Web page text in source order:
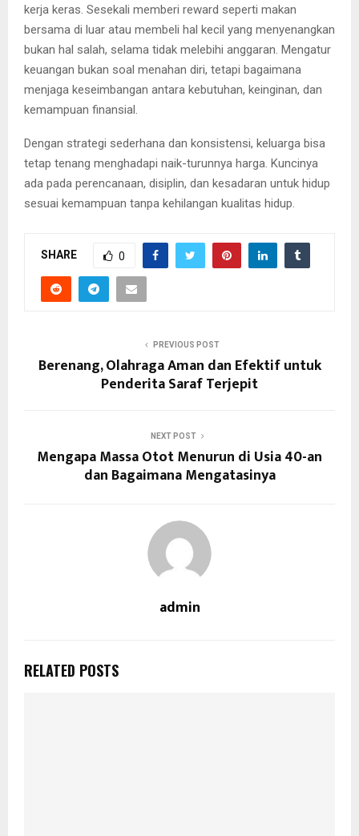
kerja keras. Sesekali memberi reward seperti makan
bersama di luar atau membeli hal kecil yang menyenangkan
bukan hal salah, selama tidak melebihi anggaran. Mengatur
keuangan bukan soal menahan diri, tetapi bagaimana
menjaga keseimbangan antara kebutuhan, keinginan, dan
kemampuan finansial.
Dengan strategi sederhana dan konsistensi, keluarga bisa
tetap tenang menghadapi naik-turunnya harga. Kuncinya
ada pada perencanaan, disiplin, dan kesadaran untuk hidup
sesuai kemampuan tanpa kehilangan kualitas hidup.
SHARE 0
PREVIOUS POST
Berenang, Olahraga Aman dan Efektif untuk
Penderita Saraf Terjepit
NEXT POST
Mengapa Massa Otot Menurun di Usia 40-an
dan Bagaimana Mengatasinya
admin
RELATED POSTS